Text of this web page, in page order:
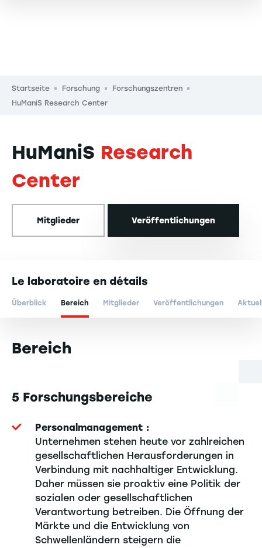
Pfadnavigation
Startseite Forschung
Forschungszentren
HuManiS Research Center
HuManiS Research
Center
Mitglieder Veröffentlichungen
Le laboratoire en détails
Überblick Bereich Mitglieder Veröffentlichungen
Bereich
5 Forschungsbereiche
Personalmanagement :
Unternehmen stehen heute vor zahlreichen
gesellschaftlichen Herausforderungen in
Verbindung mit nachhaltiger Entwicklung.
Daher müssen sie proaktiv eine Politik der
sozialen oder gesellschaftlichen
Verantwortung betreiben. Die Öffnung der
Märkte und die Entwicklung von
Schwellenländern steigern die